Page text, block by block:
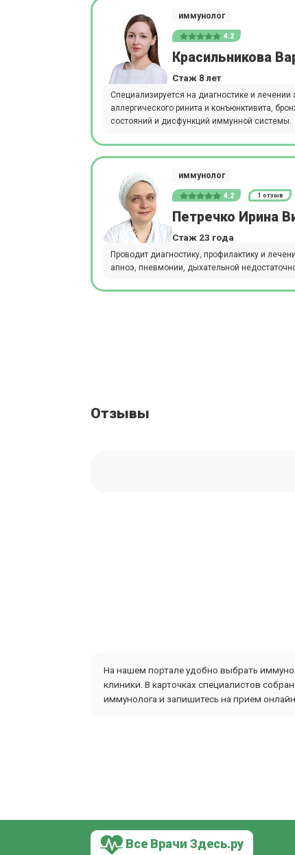
иммунолог
4.2
Красильникова
Стаж 8 лет
Специализируется на диагностике и
аллергического ринита и конъюнктивита,
состояний и дисфункций иммунной системы.
иммунолог
4.2 1 отзыв
Петречко Ирина
Стаж 23 года
Проводит диагностику, профилактику и
апноэ, пневмонии, дыхательной
Отзывы
На нашем портале удобно выбрать
клиники. В карточках специалистов
иммунолога и запишитесь на прием
Все Врачи Здесь.ру